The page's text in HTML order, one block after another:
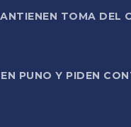
TOMA DEL
PUNO Y PIDEN